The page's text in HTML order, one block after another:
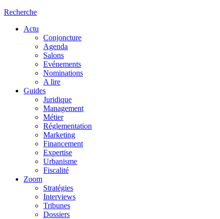
Recherche
Actu
Conjoncture
Agenda
Salons
Evénements
Nominations
A lire
Guides
Juridique
Management
Métier
Réglementation
Marketing
Financement
Expertise
Urbanisme
Fiscalité
Zoom
Stratégies
Interviews
Tribunes
Dossiers